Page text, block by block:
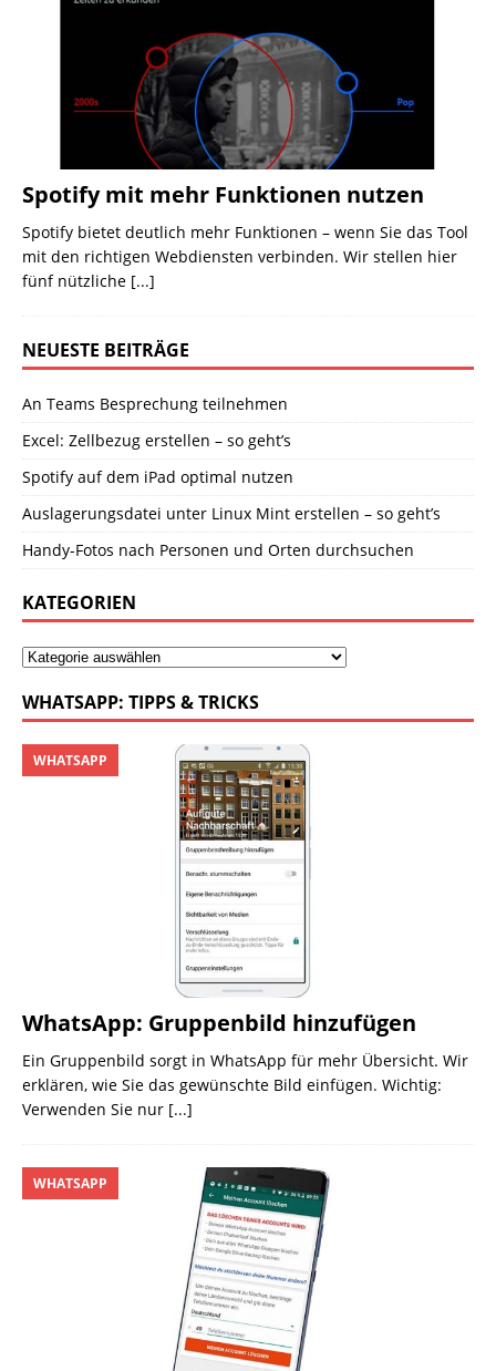
Spotify mit mehr Funktionen nutzen
Spotify bietet deutlich mehr Funktionen – wenn Sie das Tool
mit den richtigen Webdiensten verbinden. Wir stellen hier
fünf nützliche [...]
NEUESTE BEITRÄGE
An Teams Besprechung teilnehmen
Excel: Zellbezug erstellen – so geht’s
Spotify auf dem iPad optimal nutzen
Auslagerungsdatei unter Linux Mint erstellen – so geht’s
Handy-Fotos nach Personen und Orten durchsuchen
KATEGORIEN
WHATSAPP: TIPPS & TRICKS
WhatsApp: Gruppenbild hinzufügen
WHATSAPP
Ein Gruppenbild sorgt in WhatsApp für mehr Übersicht. Wir
erklären, wie Sie das gewünschte Bild einfügen. Wichtig:
Verwenden Sie nur [...]
WHATSAPP